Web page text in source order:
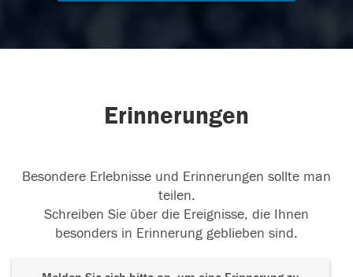
Erinnerungen
Besondere Erlebnisse und Erinnerungen sollte man
teilen.
Schreiben Sie über die Ereignisse, die Ihnen
besonders in Erinnerung geblieben sind.